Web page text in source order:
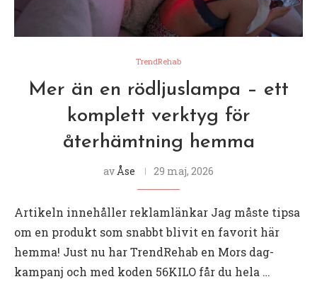
TrendRehab
Mer än en rödljuslampa – ett
komplett verktyg för
återhämtning hemma
av Åse 29 maj, 2026
Artikeln innehåller reklamlänkar Jag måste tipsa
om en produkt som snabbt blivit en favorit här
hemma! Just nu har TrendRehab en Mors dag-
kampanj och med koden 56KILO får du hela …